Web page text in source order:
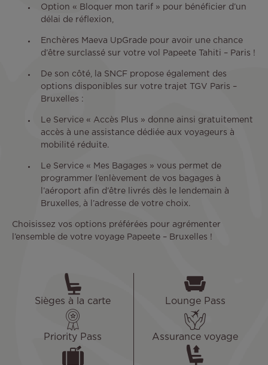
Option « Bloquer mon tarif » pour bénéficier d’un
délai de réflexion,
Enchères Maeva UpGrade pour avoir une chance
d’être surclassé sur votre vol Papeete Tahiti – Paris !
De son côté, la SNCF propose également des
options disponibles sur votre trajet TGV Paris –
Bruxelles :
Le Service « Accès Plus » donne ainsi gratuitement
accès à une assistance dédiée aux voyageurs à
mobilité réduite.
Le Service « Mes Bagages » vous permet de
programmer l’enlèvement de vos bagages à
l’aéroport afin d’être livrés dès le lendemain à
Bruxelles, à l’adresse de votre choix.
Choisissez vos options préférées pour agrémenter
l’ensemble de votre voyage Papeete – Bruxelles !
Sièges à la carte Lounge Pass
Priority Pass Assurance voyage